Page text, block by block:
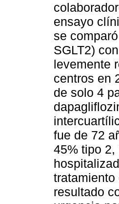
ensayo
se
SGLT2)
levemente
centros en
de solo 4
fue de 72
45% tipo
resultado